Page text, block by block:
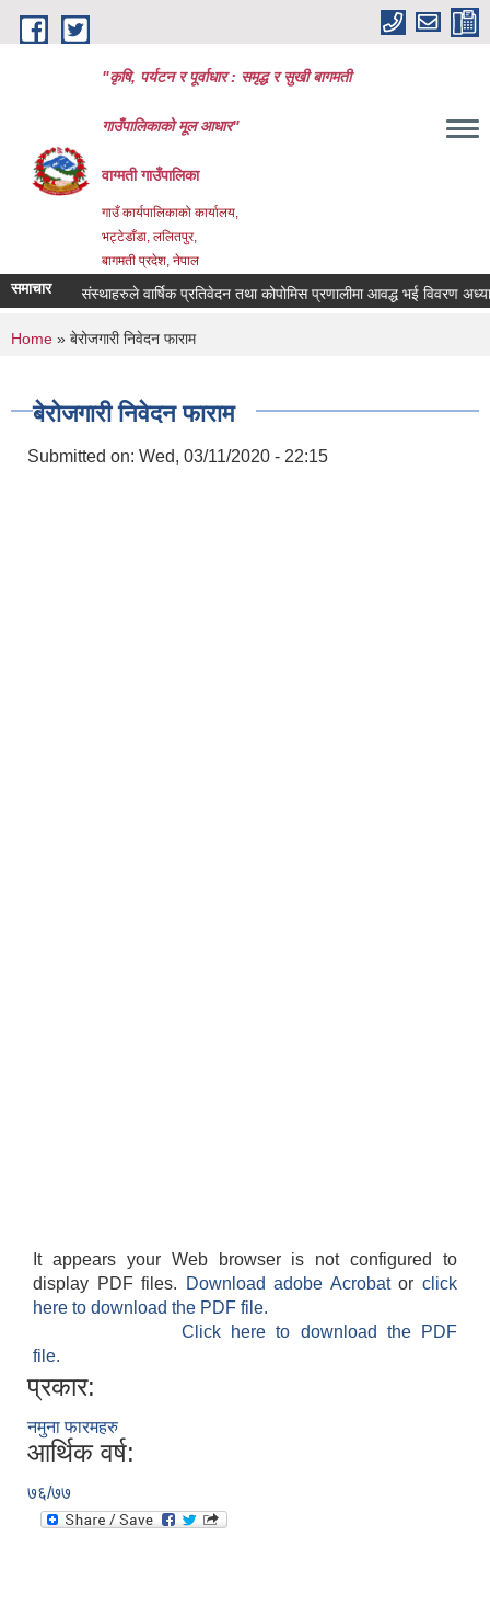
Skip to main content
"कृषि, पर्यटन र पूर्वाधार : समृद्ध र सुखी बागमती
गाउँपालिकाको मूल आधार"
वाग्मती गाउँपालिका
गाउँ कार्यपालिकाको कार्यालय,
भट्टेडाँडा, ललितपुर,
बागमती प्रदेश, नेपाल
समाचार
सहकारी संस्थाहरुले वार्षिक प्रतिवेदन तथा कोपोमिस प्रणालीमा आवद्ध भई विवरण
You are here
Home » बेरोजगारी निवेदन फाराम
बेरोजगारी निवेदन फाराम
Submitted on: Wed, 03/11/2020 - 22:15
It appears your Web browser is not configured to
display PDF files.
Download adobe Acrobatorclick
here to download the PDF file.
Click here to download the PDF
file.
प्रकार:
नमुना फारमहरु
आर्थिक वर्ष:
७६/७७